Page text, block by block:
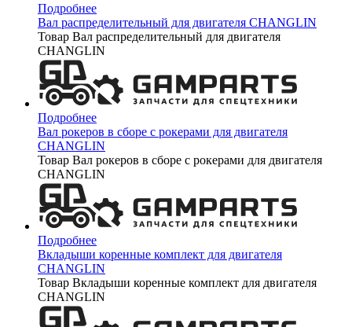
Подробнее
Вал распределительный для двигателя CHANGLIN
Товар Вал распределительный для двигателя
CHANGLIN
Подробнее
Вал рокеров в сборе с рокерами для двигателя
CHANGLIN
Товар Вал рокеров в сборе с рокерами для двигателя
CHANGLIN
Подробнее
Вкладыши коренные комплект для двигателя
CHANGLIN
Товар Вкладыши коренные комплект для двигателя
CHANGLIN